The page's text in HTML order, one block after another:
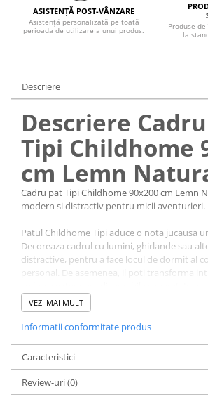
ASISTENȚĂ POST-VÂNZARE
Asistență personalizată pe toată
perioada de utilizare a unui produs.
Produse
la
Descriere
Descriere
Tipi Childhome
cm Lemn
Cadru pat Tipi Childhome 90x200 cm Lemn
modern si distractiv pentru micii aventurieri.
Patul Childhome Tipi aduce o nota jucausa
Decoreaza cadrul cu lumini, ghirlande sau
distractive, pentru a face locul de dormit al
personal. De asemenea, il poti transforma
sta in siguranta in propriul sau cort de safari.
Intregul cadru este realizat din lemn masiv.
utilizeaza direct pe podea.
Caracteristici Cadru
VEZI MAI MULT
Informatii conformitate produs
Caracteristici
Review-uri(0)